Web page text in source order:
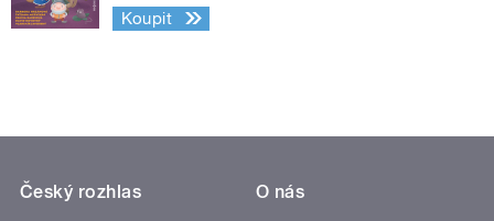
Koupit
Český rozhlas
O nás